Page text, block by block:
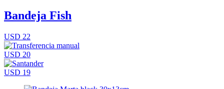
Bandeja Fish
USD 22
USD 20
USD 19